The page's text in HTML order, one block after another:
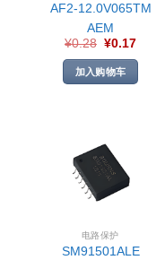
AF2-12.0V065TM
AEM
¥0.28 ¥0.17
加入购物车
电路保护
SM91501ALE